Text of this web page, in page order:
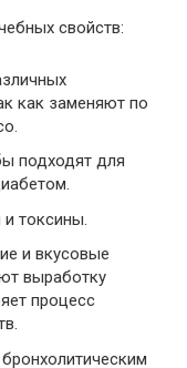
свойств:
как заменяют по
подходят для
токсины.
и вкусовые
выработку
процесс